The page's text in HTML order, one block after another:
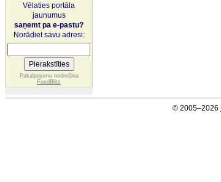
Vēlaties portāla
jaunumus
saņemt pa e-pastu?
Norādiet savu adresi:
Pakalpojumu nodrošina
FeedBlitz
© 2005–2026